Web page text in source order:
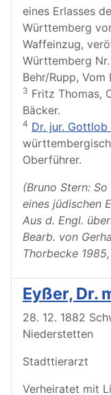
eines Erlasses
Württemberg
Waffeinzug,
Württemberg
Behr/Rupp, Vom
3 Fritz Thomas,
Bäcker.
4 Dr. jur. Gottlob
Oberführer.
(Bruno Stern:
eines jüdischen
Aus d. Engl.
Bearb. von
Thorbecke
Eyßer, Dr.
28. 12. 1882
Niederstetten
Stadttierarzt
Verheiratet mit